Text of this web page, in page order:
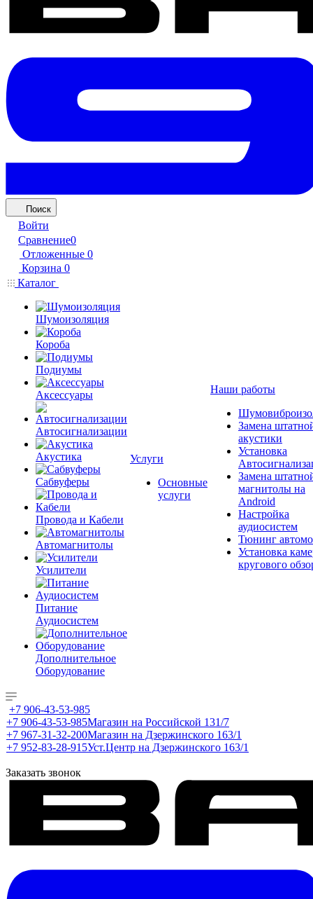
Поиск
Войти
Сравнение0
Отложенные 0
Корзина 0
Каталог
Шумоизоляция
Короба
Подиумы
Аксессуары
Автосигнализации
Акустика
Сабвуферы
Провода и Кабели
Автомагнитолы
Усилители
Питание
Аудиосистем
Дополнительное
Оборудование
Услуги
Основные
услуги
Наши работы
Замена
акустики
Установка
Замена
магнитолы на
Android
Настройка
аудиосистем
Тюнинг
Установка
кругового
+7 906-43-53-985
+7 906-43-53-985Магазин на Российской 131/7
+7 967-31-32-200Магазин на Дзержинского 163/1
+7 952-83-28-915Уст.Центр на Дзержинского 163/1
Заказать звонок